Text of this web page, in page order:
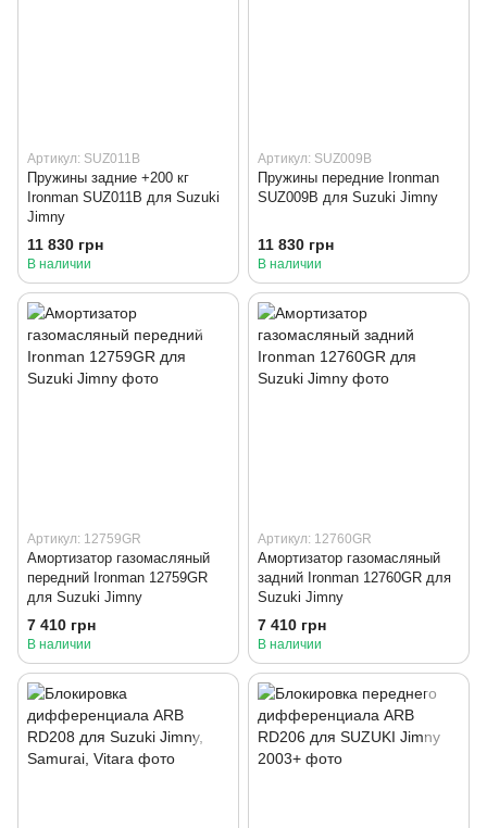
Артикул: SUZ011B
Пружины задние +200 кг
Ironman SUZ011B для Suzuki
Jimny
11 830 грн
В наличии
Артикул: SUZ009B
Пружины передние Ironman
SUZ009B для Suzuki Jimny
11 830 грн
В наличии
Артикул: 12759GR
Амортизатор газомасляный
передний Ironman 12759GR
для Suzuki Jimny
7 410 грн
В наличии
Артикул: 12760GR
Амортизатор газомасляный
задний Ironman 12760GR для
Suzuki Jimny
7 410 грн
В наличии